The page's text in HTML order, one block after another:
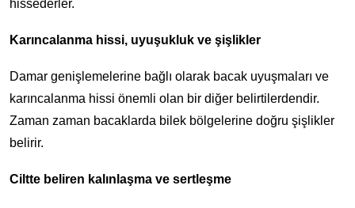
hissederler.
Karıncalanma hissi, uyuşukluk ve şişlikler
Damar genişlemelerine bağlı olarak bacak uyuşmaları ve
karıncalanma hissi önemli olan bir diğer belirtilerdendir.
Zaman zaman bacaklarda bilek bölgelerine doğru şişlikler
belirir.
Ciltte beliren kalınlaşma ve sertleşme